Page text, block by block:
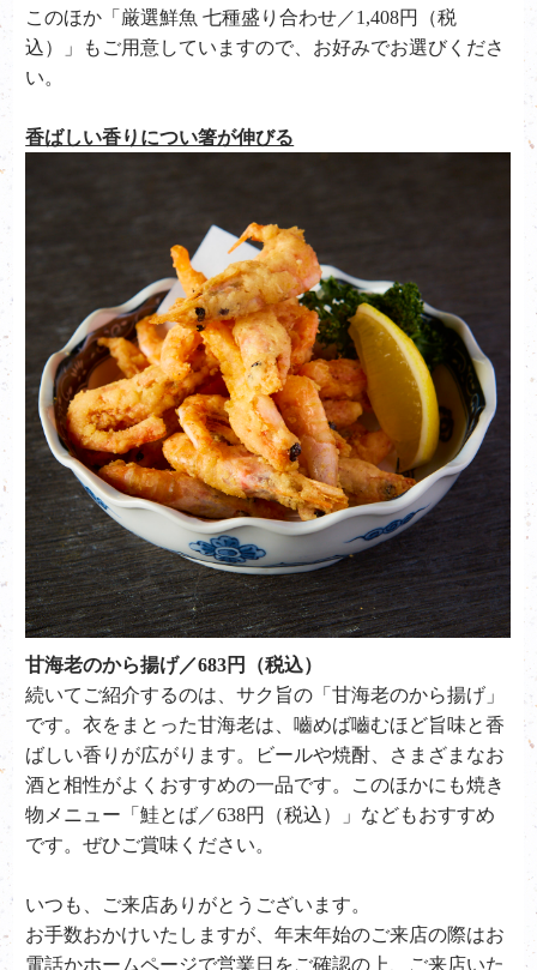
このほか「厳選鮮魚 七種盛り合わせ／1,408円（税
込）」もご用意していますので、お好みでお選びくださ
い。
香ばしい香りについ箸が伸びる
甘海老のから揚げ／683円（税込）
続いてご紹介するのは、サク旨の「甘海老のから揚げ」
です。衣をまとった甘海老は、嚙めば嚙むほど旨味と香
ばしい香りが広がります。ビールや焼酎、さまざまなお
酒と相性がよくおすすめの一品です。このほかにも焼き
物メニュー「鮭とば／638円（税込）」などもおすすめ
です。ぜひご賞味ください。
いつも、ご来店ありがとうございます。
お手数おかけいたしますが、年末年始のご来店の際はお
電話かホームページで営業日をご確認の上、ご来店いた